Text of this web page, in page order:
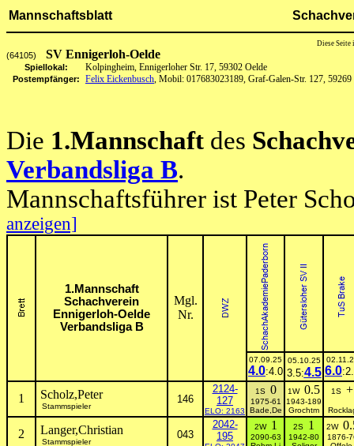
Mannschaftsblatt
Diese Seite
(64105) SV Ennigerloh-Oelde
Spiellokal: Kolpingheim, Ennigerloher Str. 17, 59302 Oelde
Postempfänger: Felix Eickenbusch, Mobil: 017683023189, Graf-Galen-Str. 127, 59269
Die 1.Mannschaft des
Verbandsliga B.
Mannschaftsführer ist Peter
anzeigen]
1.Mannschaft
Schachverein
Ennigerloh-Oelde
Verbandsliga B
Mgl.
Nr.
07.09.25
4.0:4.0
05.10.25
3.5:4.5 6.0
1 Scholz,Peter
Stammspieler
146
2124-
127
ELO: 2163
1S 0
1975-61
Bade,De
1W 0.5
1943-189
Grochtm
1S +
2 Langer,Christian
Stammspieler
043
2042-
195
2W 1
2090-63
2S 1
1942-80
2W
1876-